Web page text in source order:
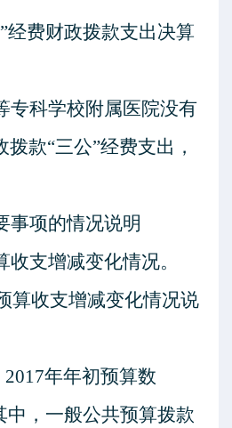
经费财政拨款支出决算
专科学校附属医院没有
拨款“三公”经费支出 ，
事项的情况说明
收支增减变化情况。
算收支增减变化情况说
年年初预算数
中，一般公共预算拨款